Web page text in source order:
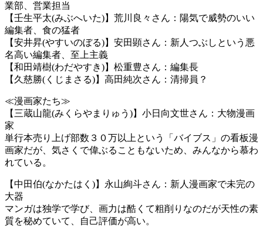
業部、営業担当
【壬生平太(みぶへいた)】荒川良々さん：陽気で威勢のいい
編集者、食の猛者
【安井昇(やすいのぼる)】安田顕さん：新人つぶしという悪
名高い編集者、至上主義
【和田靖樹(わだやすき)】松重豊さん：編集長
【久慈勝(くじまさる)】高田純次さん：清掃員？
≪漫画家たち≫
【三蔵山龍(みくらやまりゅう)】小日向文世さん：大物漫画
家
単行本売り上げ部数３０万以上という「バイブス」の看板漫
画家だが、気さくで偉ぶることもないため、みんなから慕わ
れている。
【中田伯(なかたはく)】永山絢斗さん：新人漫画家で未完の
大器
マンガは独学で学び、画力は酷くて粗削りなのだが天性の素
質を秘めていて、自己評価が高い。